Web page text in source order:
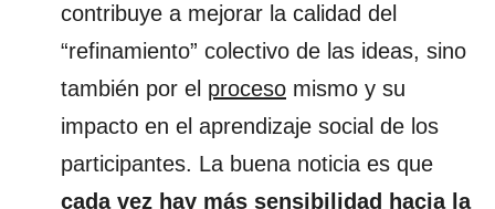
contribuye a mejorar la calidad del
“refinamiento” colectivo de las ideas, sino
también por el proceso mismo y su
impacto en el aprendizaje social de los
participantes. La buena noticia es que
cada vez hay más sensibilidad hacia la